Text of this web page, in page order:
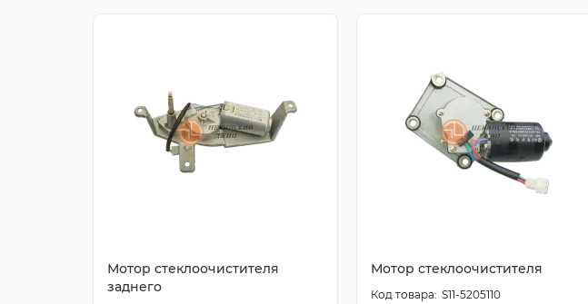
Мотор стеклоочистителя
заднего
Мотор стеклоочистителя
S11-5205110